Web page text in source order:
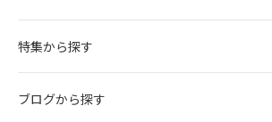
特集から探す
ブログから探す